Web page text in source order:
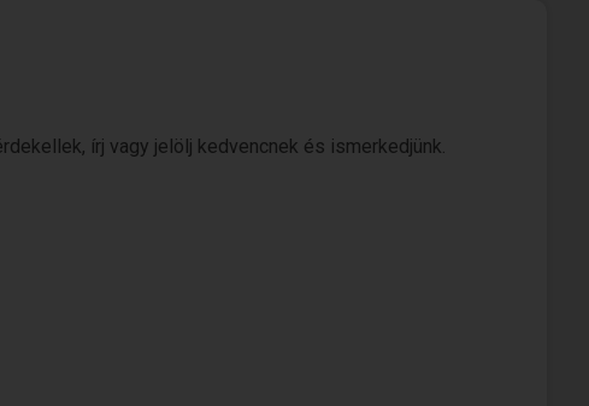
írj vagy jelölj kedvencnek és ismerkedjünk.